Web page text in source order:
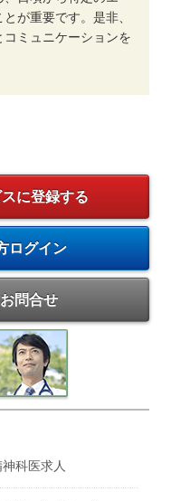
が重要です。是非、
コミュニケーションを
に登録する
ログイン
問合せ
神科医求人